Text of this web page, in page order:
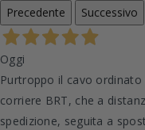
Precedente
Successivo
Oggi
Purtroppo il cavo
corriere BRT, che a
spedizione, seguita a